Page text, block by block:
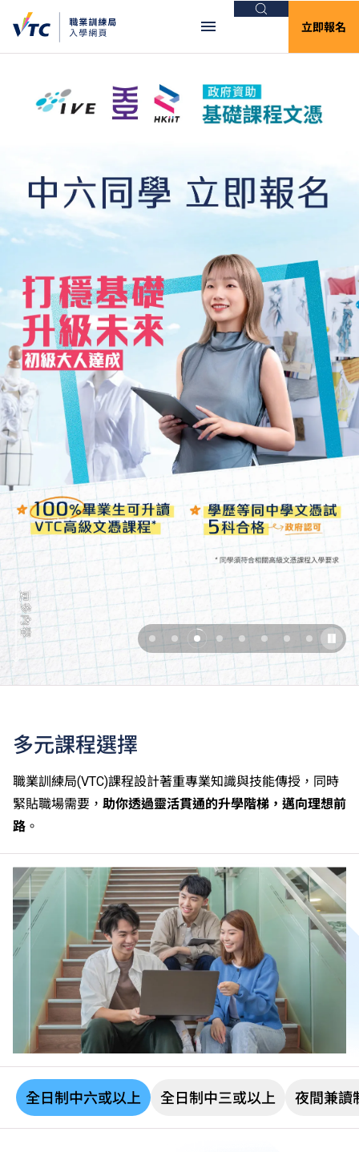
搜尋
立即報名
VTC入學網頁
更
多
內
容
多元課程選擇
職業訓練局(VTC)課程設計著重專業知識與技能傳授，同時
緊貼職場需要， 助你透過靈活貫通的升學階梯，邁向理想前
路 。
全日制中六或以上 全日制中三或以上 夜間兼讀